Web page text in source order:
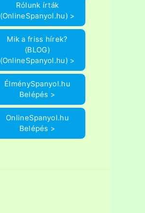
Rólunk írták
(OnlineSpanyol.hu) >
Mik a friss hírek?
(BLOG)
(OnlineSpanyol.hu) >
ÉlménySpanyol.hu
Belépés >
OnlineSpanyol.hu
Belépés >